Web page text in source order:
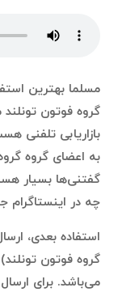
مسلما بهترین
گروه فوتون
بازاریابی تلفنی
به اعضای گروه
گفتنی‌ها بسیار
چه در اینستاگرام
استفاده بعدی،
گروه فوتون
می‌باشد. برای